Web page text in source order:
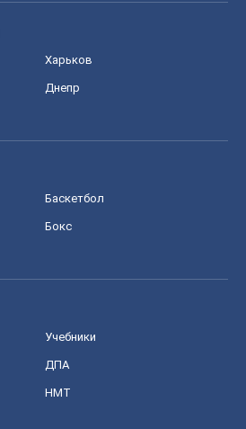
Харьков
Днепр
Баскетбол
Бокс
Учебники
ДПА
НМТ